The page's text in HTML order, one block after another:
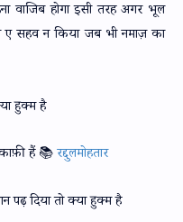
वाजिब होगा इसी तरह अगर भूल
ए सहव न किया जब भी नमाज़ का
हुक्म है
हैं 📚रद्दुलमोहतार
दिया तो क्या हुक्म है